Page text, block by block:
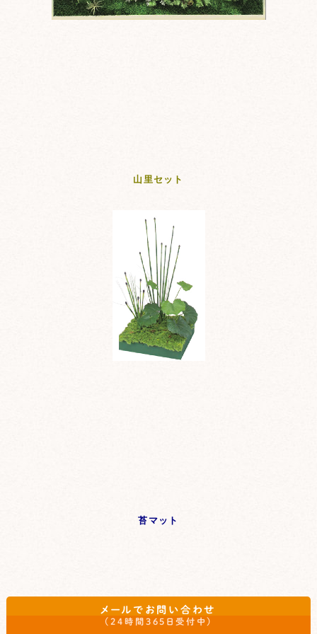
メールでお問い合わせ
（24時間365日受付中）
山里セット
苔マット